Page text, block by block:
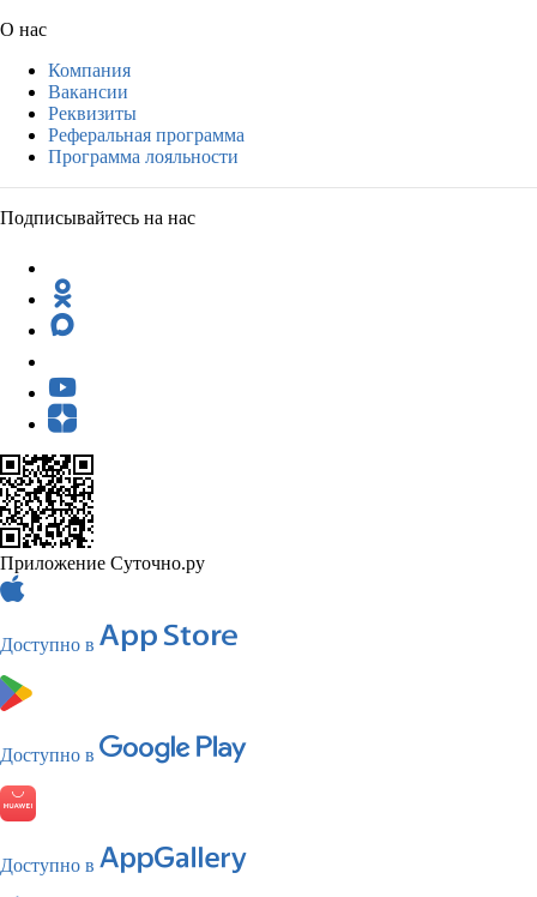
О нас
Компания
Вакансии
Реквизиты
Реферальная программа
Программа лояльности
Подписывайтесь на нас
Приложение Суточно.ру
Доступно в
Доступно в
Доступно в